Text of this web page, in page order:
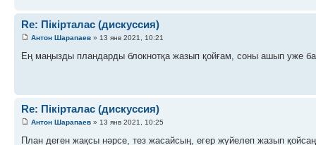
Re: Пікірталас (дискуссия)
Антон Шарапаев » 13 янв 2021, 10:21
Ең маңызды пландарды блокнотқа жазып қойғам, соны ашып уже
Re: Пікірталас (дискуссия)
Антон Шарапаев » 13 янв 2021, 10:25
План деген жақсы нәрсе, тез жасайсың, егер жүйелеп жазып қойсаң